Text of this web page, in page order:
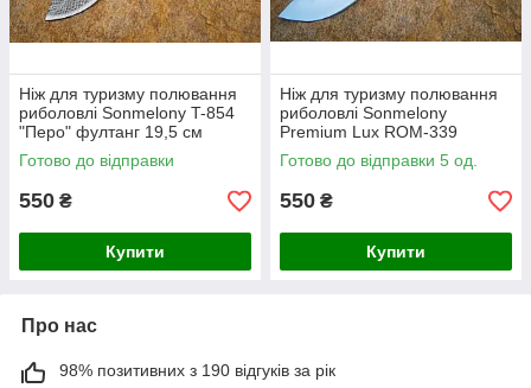
Ніж для туризму полювання
риболовлі Sonmelony T-854
"Перо" фултанг 19,5 см
Готово до відправки
550 ₴
Купити
Ніж для туризму полювання
риболовлі Sonmelony
Рremium Lux ROM-339
фултанг 20 см
Готово до відправки 5 од.
550 ₴
Купити
Про нас
98% позитивних з 190 відгуків за рік